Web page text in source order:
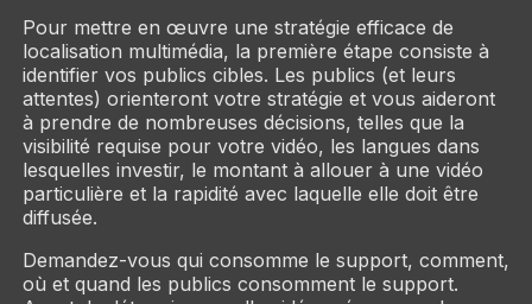
Pour mettre en œuvre une stratégie efficace de
localisation multimédia, la première étape consiste à
identifier vos publics cibles. Les publics (et leurs
attentes) orienteront votre stratégie et vous aideront
à prendre de nombreuses décisions, telles que la
visibilité requise pour votre vidéo, les langues dans
lesquelles investir, le montant à allouer à une vidéo
particulière et la rapidité avec laquelle elle doit être
diffusée.
Demandez-vous qui consomme le support, comment,
où et quand les publics consomment le support.